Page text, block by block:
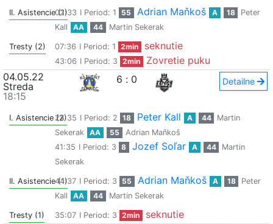
II. Asistencie (1)
02:33 I Period: 1 55 Adrian Maňkoš A 18
Peter
Kall
AA 44 Martin Sekerak
Tresty (2) 07:36 I Period: 1 2min seknutie
43:06 I Period: 3 2min
Zovretie puku
04.05.22
Streda
18:15
6 : 0 Detailne
I. Asistencie (2)24:35 I Period: 2 18 Peter Kall A 44
Martin
Sekerak
AA 55
Adrian Maňkoš
41:35 I Period: 3 8 Jozef Soľar A 44
Martin
Sekerak
II. Asistencie (1)
44:37 I Period: 3 55 Adrian Maňkoš A 18
Peter
Kall
AA 44 Martin Sekerak
Tresty (1) 35:07 I Period: 3 2min
seknutie